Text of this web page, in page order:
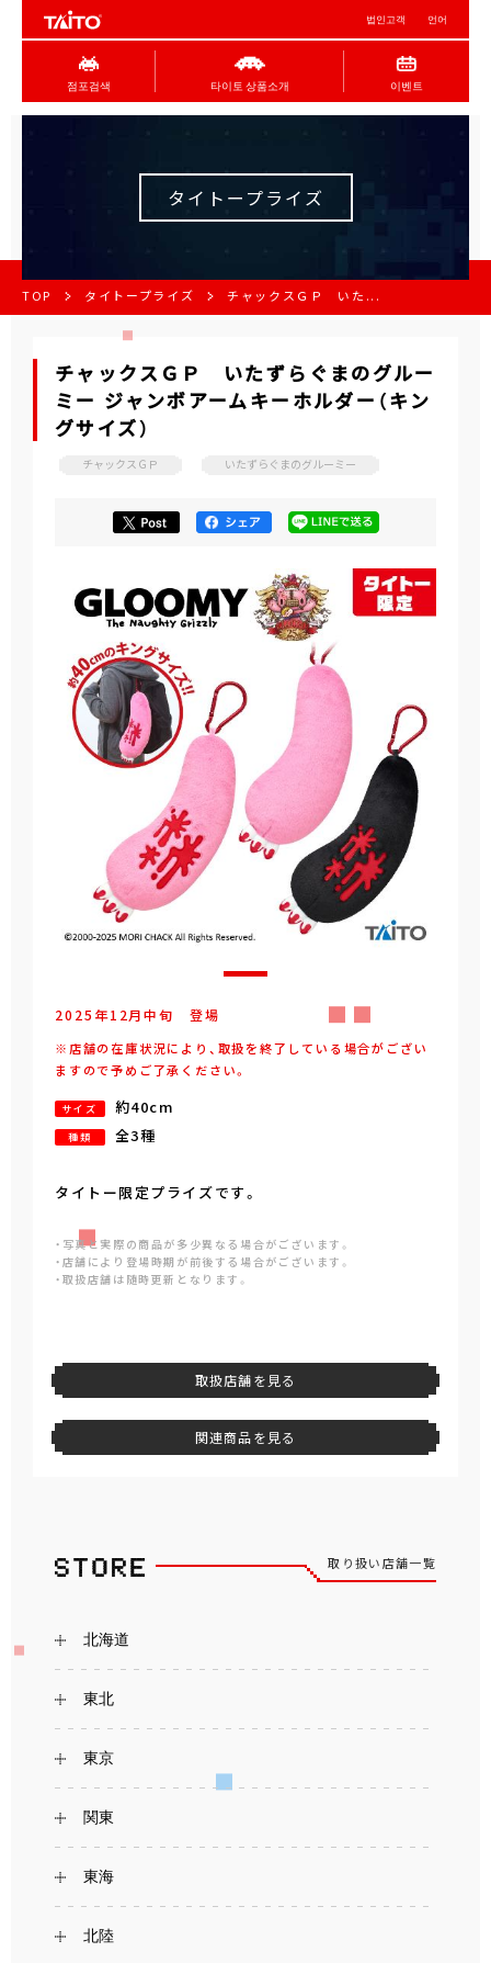
법인고객 언어
점포검색 타이토 상품소개 이벤트
タイトープライズ
TOP タイトープライズ チャックスＧＰ いた...
チャックスＧＰ いたずらぐまのグルー
ミー ジャンボアームキーホルダー（キン
グサイズ）
チャックスＧＰ いたずらぐまのグルーミー
2025年12月中旬 登場
※店舗の在庫状況により、取扱を終了している場合がござい
ますので予めご了承ください。
サイズ 約40cm
種類 全3種
タイトー限定プライズです。
・写真と実際の商品が多少異なる場合がございます。
・店舗により登場時期が前後する場合がございます。
・取扱店舗は随時更新となります。
取扱店舗を見る
関連商品を見る
取り扱い店舗一覧
北海道
東北
東京
関東
東海
北陸